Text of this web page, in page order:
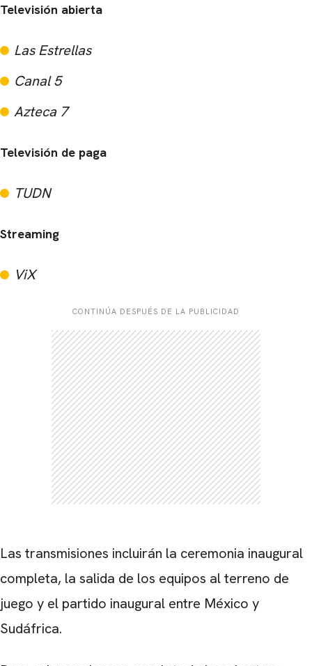
Televisión abierta
Las Estrellas
Canal 5
Azteca 7
Televisión de paga
TUDN
Streaming
ViX
CONTINÚA DESPUÉS DE LA PUBLICIDAD
Las transmisiones incluirán la ceremonia inaugural
completa, la salida de los equipos al terreno de
juego y el partido inaugural entre México y
Sudáfrica.